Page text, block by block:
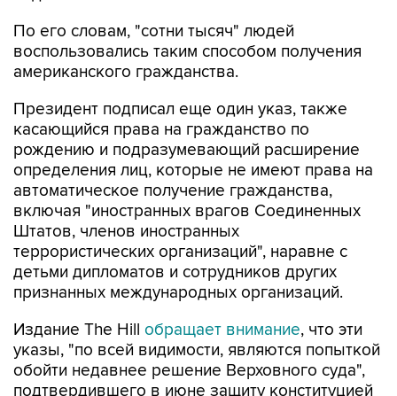
По его словам, "сотни тысяч" людей
воспользовались таким способом получения
американского гражданства.
Президент подписал еще один указ, также
касающийся права на гражданство по
рождению и подразумевающий расширение
определения лиц, которые не имеют права на
автоматическое получение гражданства,
включая "иностранных врагов Соединенных
Штатов, членов иностранных
террористических организаций", наравне с
детьми дипломатов и сотрудников других
признанных международных организаций.
Издание The Hill обращает внимание, что эти
указы, "по всей видимости, являются попыткой
обойти недавнее решение Верховного суда",
подтвердившего в июне защиту конституцией